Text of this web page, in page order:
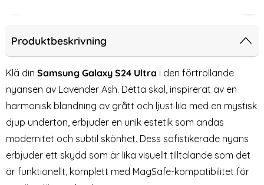
Slim Fit Vinröd
S24 Ultra Skal Härdat Glas Electroplate Röd Agat
HOFI Galaxy S24 Ultra 2-PACK
HOFI Galaxy S24 Ultra 2-PACK
ColorPop Galaxy S24 Ultra
Produktbeskrivning
Klä din Samsung Galaxy S24 Ultra i den förtrollande
nyansen av Lavender Ash. Detta skal, inspirerat av en
harmonisk blandning av grått och ljust lila med en mystisk
djup underton, erbjuder en unik estetik som andas
modernitet och subtil skönhet. Dess sofistikerade nyans
erbjuder ett skydd som är lika visuellt tilltalande som det
är funktionellt, komplett med MagSafe-kompatibilitet för